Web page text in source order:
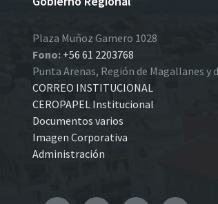
Plaza Muñoz Gamero 1028
Fono: +56 61 2203768
Punta Arenas, Región de Magallanes y
CORREO INSTITUCIONAL
CEROPAPEL Institucional
Documentos varios
Imagen Corporativa
Administración